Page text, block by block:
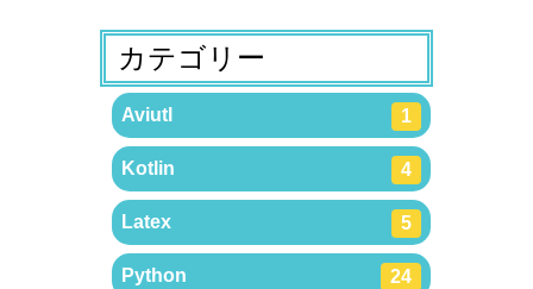
カテゴリー
Aviutl 1
Kotlin 4
Latex 5
Python 24